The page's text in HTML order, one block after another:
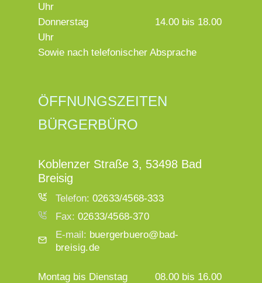
Uhr
Donnerstag
14.00 bis 18.00
Uhr
Sowie nach telefonischer Absprache
ÖFFNUNGSZEITEN
BÜRGERBÜRO
Koblenzer Straße 3, 53498 Bad
Breisig
Telefon: 02633/4568-333
Fax: 02633/4568-370
E-mail: buergerbuero@bad-
breisig.de
Montag bis Dienstag
08.00 bis 16.00